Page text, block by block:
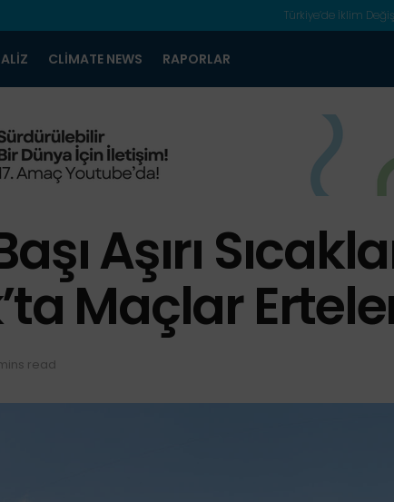
Türkiye’de İklim
CLIMATE NEWS RAPORLAR
Aşırı
Maçlar
read